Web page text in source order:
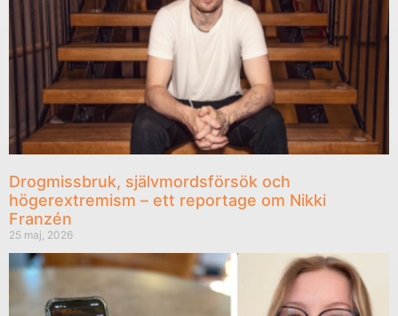
Drogmissbruk, självmordsförsök och
högerextremism – ett reportage om Nikki
Franzén
25 maj, 2026